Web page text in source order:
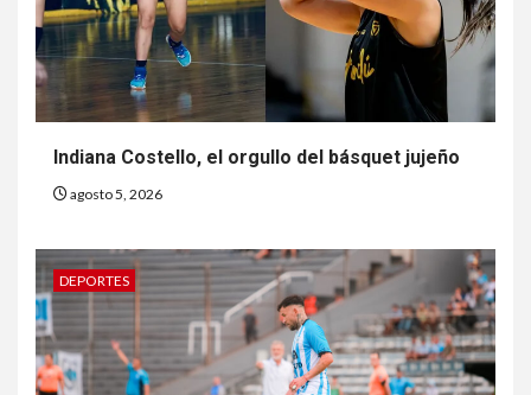
Indiana Costello, el orgullo del básquet jujeño
agosto 5, 2026
DEPORTES